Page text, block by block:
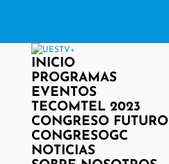
INICIO
PROGRAMAS
EVENTOS
TECOMTEL 2023
CONGRESO FUTURO
CONGRESOGC
NOTICIAS